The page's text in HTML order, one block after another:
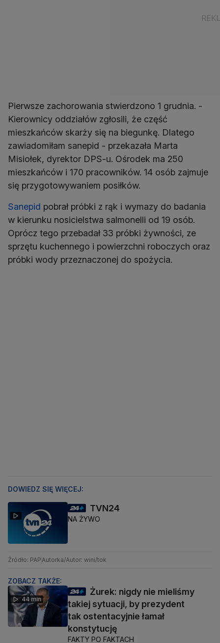
Pierwsze zachorowania stwierdzono 1 grudnia. -
Kierownicy oddziałów zgłosili, że część
mieszkańców skarży się na biegunkę. Dlatego
zawiadomiłam sanepid - przekazała Marta
Misiołek, dyrektor DPS-u. Ośrodek ma 250
mieszkańców i 170 pracowników. 14 osób zajmuje
się przygotowywaniem posiłków.
Sanepid pobrał próbki z rąk i wymazy do badania
w kierunku nosicielstwa salmonelli od 19 osób.
Oprócz tego przebadał 33 próbki żywności, ze
sprzętu kuchennego i powierzchni roboczych oraz
próbki wody przeznaczonej do spożycia.
DOWIEDZ SIĘ WIĘCEJ:
TVN24
NA ŻYWO
Źródło: PAP Autorka/Autor: wini/tok
ZOBACZ TAKŻE:
44 min
Żurek: nigdy nie mieliśmy
takiej sytuacji, by prezydent
tak ostentacyjnie łamał
konstytucję
FAKTY PO FAKTACH